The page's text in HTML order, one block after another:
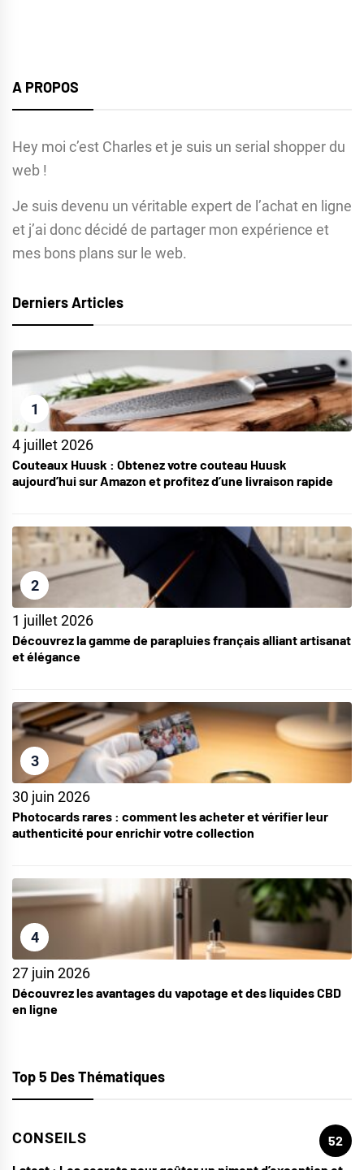
A PROPOS
Hey moi c’est Charles et je suis un serial shopper du
web !
Je suis devenu un véritable expert de l’achat en ligne
et j’ai donc décidé de partager mon expérience et
mes bons plans sur le web.
Derniers Articles
1
4 juillet 2026
Couteaux Huusk : Obtenez votre couteau Huusk
aujourd’hui sur Amazon et profitez d’une livraison rapide
2
1 juillet 2026
Découvrez la gamme de parapluies français alliant artisanat
et élégance
3
30 juin 2026
Photocards rares : comment les acheter et vérifier leur
authenticité pour enrichir votre collection
4
27 juin 2026
Découvrez les avantages du vapotage et des liquides CBD
en ligne
Top 5 Des Thématiques
CONSEILS
52